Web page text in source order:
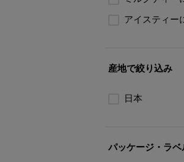
アイスティー
産地で絞り込み
日本
パッケージ・ラ